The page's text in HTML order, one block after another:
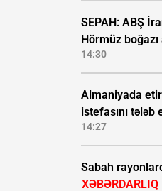
SEPAH: ABŞ
Hörmüz boğazı
14:30
Almaniyada
istefasını tələb
14:27
Sabah
XƏBƏRDARLIQ